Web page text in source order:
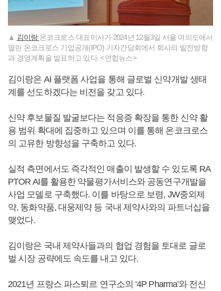
▲ 김이랑 온코크로스 대표이사가 2024년 12월3일 서울 여의도에서
열린 온코크로스 기업공개(IPO) 기자간담회에서 회사의 발전방향
과 경영계획을 발표하고 있다. <연합뉴스>
김이랑은 AI 플랫폼 사업을 통해 글로벌 신약개발 생태
계를 선도하겠다는 비전을 갖고 있다.
신약 후보물질 발굴보다는 적응증 확장을 통한 신약 활
용 범위 확대에 집중하고 있으며 이를 통해 온코크로스
의 고유한 방향성을 구축하고 있다.
실적 측면에서도 즉각적인 매출이 발생할 수 있도록 RA
PTOR AI를 활용한 약물평가서비스와 공동연구개발을
사업 모델로 구축했다. 이를 바탕으로 보령, JW중외제
약, 동화약품, 대웅제약 등 국내 제약사와의 파트너십을
맺었다.
김이랑은 국내 제약사들과의 협업 경험을 토대로 글로
벌 시장 공략에도 속도를 내고 있다.
2021년 프랑스 파스퇴르 연구소의 ‘4P Pharma’와 전신